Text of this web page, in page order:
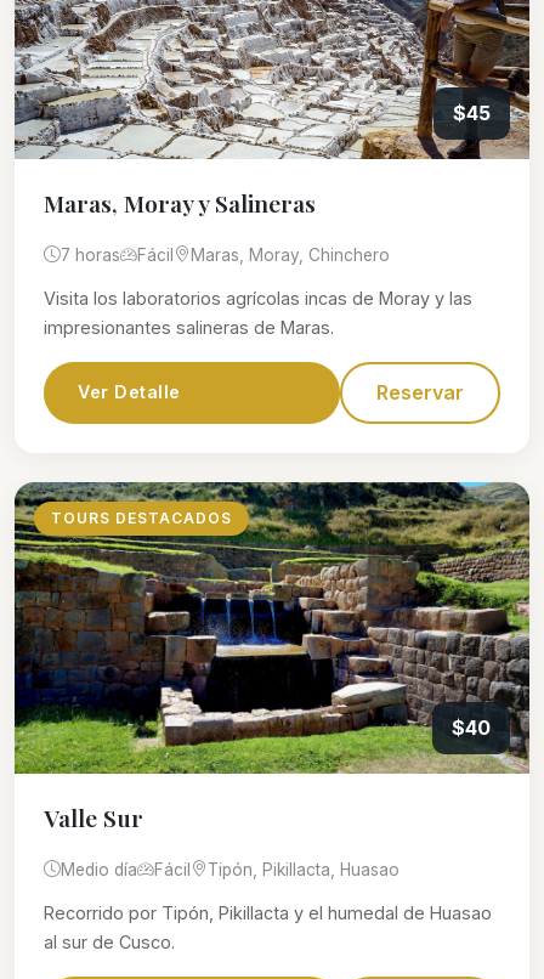
$45
Maras, Moray y Salineras
7 horas Fácil Maras, Moray, Chinchero
Visita los laboratorios agrícolas incas de Moray y las
impresionantes salineras de Maras.
Ver Detalle Reservar
TOURS DESTACADOS
$40
Valle Sur
Medio día Fácil Tipón, Pikillacta, Huasao
Recorrido por Tipón, Pikillacta y el humedal de Huasao
al sur de Cusco.